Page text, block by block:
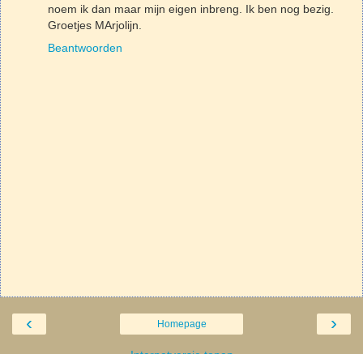
noem ik dan maar mijn eigen inbreng. Ik ben nog bezig.
Groetjes MArjolijn.
Beantwoorden
‹ ›
Homepage